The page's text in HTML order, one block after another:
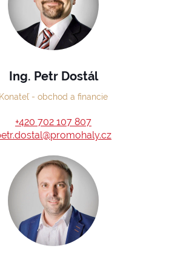
Ing. Petr Dostál
Konateľ - obchod a financie
+420 702 107 807